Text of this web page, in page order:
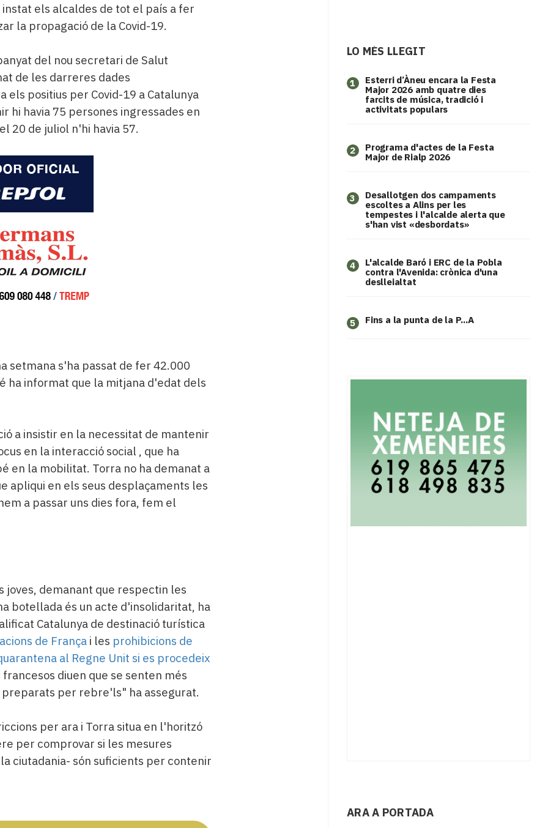
els alcaldes de tot el país a fer
la propagació de la Covid-19.
del nou secretari de Salut
de les darreres dades
positius per Covid-19 a Catalunya
hi havia 75 persones ingressades en
20 de juliol n'hi havia 57.
setmana s'ha passat de fer 42.000
ha informat que la mitjana d'edat dels
a insistir en la necessitat de mantenir
en la interacció social , que ha
en la mobilitat. Torra no ha demanat a
apliqui en els seus desplaçaments les
a passar uns dies fora, fem el
joves, demanant que respectin les
botellada és un acte d'insolidaritat, ha
Catalunya de destinació turística
de Françai les prohibicions de
al Regne Unit si es procedeix
diuen que se senten més
per rebre'ls" ha assegurat.
per ara i Torra situa en l'horitzó
per comprovar si les mesures
ciutadania- són suficients per contenir
LO MÉS LLEGIT
1
Esterri d’Àneu encara la Festa
Major 2026 amb quatre dies
farcits de música, tradició i
activitats populars
2
Programa d'actes de la Festa
Major de Rialp 2026
3
​Desallotgen dos campaments
escoltes a Alins per les
tempestes i l'alcalde alerta que
s'han vist «desbordats»
4
L'alcalde Baró i ERC de la Pobla
contra l'Avenida: crònica d'una
deslleialtat
5 Fins a la punta de la P...A
ARA A PORTADA